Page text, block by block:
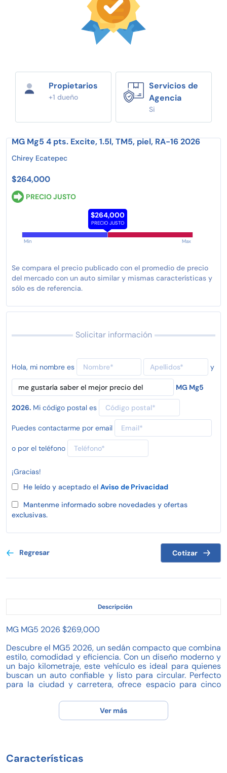
Propietarios
+1 dueño
Servicios de
Agencia
Si
MG Mg5 4 pts. Excite, 1.5l, TM5, piel, RA-16 2026
Chirey Ecatepec
$264,000
PRECIO JUSTO
$264,000
PRECIO JUSTO
Min Max
Se compara el precio publicado con el promedio de precio
del mercado con un auto similar y mismas características y
sólo es de referencia.
Solicitar información
Hola, mi nombre es y
MG Mg5
2026. Mi código postal es
Puedes contactarme por email
o por el teléfono
¡Gracias!
He leído y aceptado el Aviso de Privacidad
Mantenme informado sobre novedades y ofertas
exclusivas.
Regresar Cotizar
Descripción
MG MG5 2026 $269,000
Descubre el MG5 2026, un sedán compacto que combina
estilo, comodidad y eficiencia. Con un diseño moderno y
un bajo kilometraje, este vehículo es ideal para quienes
buscan un auto confiable y listo para circular. Perfecto
para la ciudad y carretera, ofrece espacio para cinco
su transmisión automática.
Características destacadas:
- Motor a gasolina
Ver más
Características